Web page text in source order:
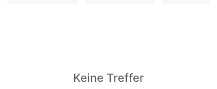
Keine Treffer